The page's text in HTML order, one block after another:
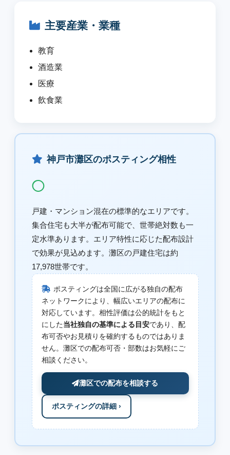
主要産業・業種
教育
酒造業
医療
飲食業
神戸市灘区のポスティング相性
◯
戸建・マンション混在の標準的なエリアです。
集合住宅も大半が配布可能で、世帯絶対数も一
定水準あります。エリア特性に応じた配布設計
で効果が見込めます。灘区の戸建住宅は約
17,978世帯です。
ポスティングは全国に広がる独自の配布
ネットワークにより、幅広いエリアの配布に
対応しています。相性評価は公的統計をもと
にした当社独自の基準による目安であり、配
布可否やお見積りを確約するものではありま
せん。灘区での配布可否・部数はお気軽にご
相談ください。
灘区での配布を相談する
ポスティングの詳細 ›